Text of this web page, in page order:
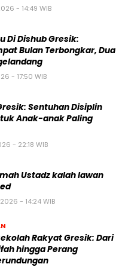
- 14:49 WIB
Di Dishub Gresik:
Bulan Terbongkar, Dua
- 17:50 WIB
Sentuhan Disiplin
Anak-anak Paling
- 22:18 WIB
Ustadz kalah lawan
- 14:24 WIB
Rakyat Gresik: Dari
hingga Perang